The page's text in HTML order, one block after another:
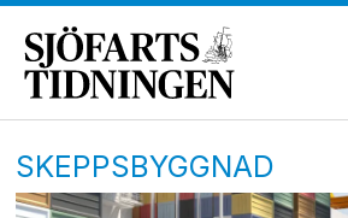
SKEPPSBYGGNAD